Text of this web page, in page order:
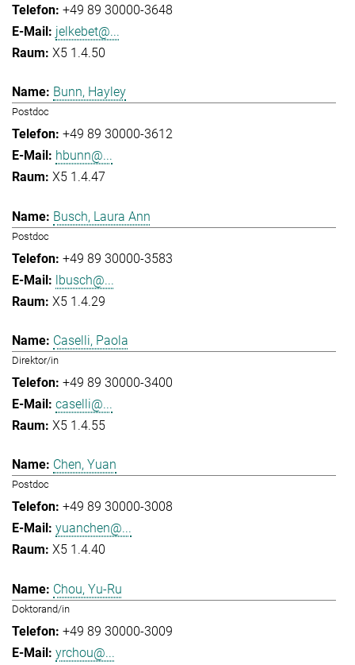
+49 89 30000-3648
jelkebet@...
X5 1.4.50
Bunn, Hayley
Postdoc
+49 89 30000-3612
hbunn@...
X5 1.4.47
Busch, Laura Ann
Postdoc
+49 89 30000-3583
lbusch@...
X5 1.4.29
Caselli, Paola
Direktor/in
+49 89 30000-3400
caselli@...
X5 1.4.55
Chen, Yuan
Postdoc
+49 89 30000-3008
yuanchen@...
X5 1.4.40
Chou, Yu-Ru
Doktorand/in
+49 89 30000-3009
yrchou@...